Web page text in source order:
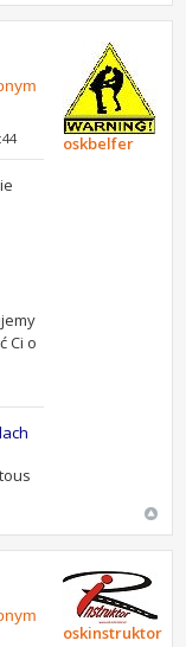
Ci o
oskbelfer
oskinstruktor